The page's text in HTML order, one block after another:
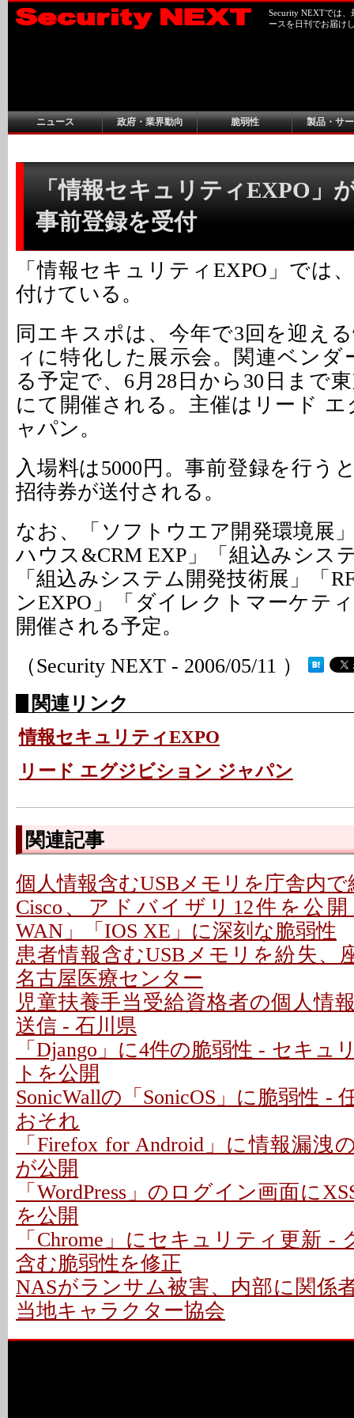
Security NEXTでは
ースを日刊でお届け
ニュース 政府・業界動向 脆弱性 製品・サ
「情報セキュリティEXPO」
事前登録を受付
「情報セキュリティEXPO」では
付けている。
同エキスポは、今年で3回を迎え
ィに特化した展示会。関連ベンダ
る予定で、6月28日から30日まで
にて開催される。主催はリード
ャパン。
入場料は5000円。事前登録を行う
招待券が送付される。
なお、「ソフトウエア開発環境展
ハウス&CRM EXP」「組込みシス
「組込みシステム開発技術展」「
ンEXPO」「ダイレクトマーケテ
開催される予定。
（Security NEXT - 2006/05/11 ）
関連リンク
情報セキュリティEXPO
リード エグジビション ジャパン
関連記事
個人情報含むUSBメモリを庁舎内で
Cisco、アドバイザリ12件を公開
WAN」「IOS XE」に深刻な脆弱性
患者情報含むUSBメモリを紛失、
名古屋医療センター
児童扶養手当受給資格者の個人情
送信 - 石川県
「Django」に4件の脆弱性 - セキュ
トを公開
SonicWallの「SonicOS」に脆弱性 -
おそれ
「Firefox for Android」に情報漏洩
が公開
「WordPress」のログイン画面に
を公開
「Chrome」にセキュリティ更新 -
含む脆弱性を修正
NASがランサム被害、内部に関係
当地キャラクター協会